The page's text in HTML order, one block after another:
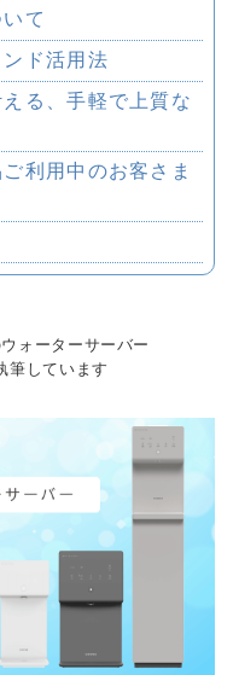
て
ド活用法
る、手軽で上質な
利用中のお客さま
ォーターサーバー
筆しています